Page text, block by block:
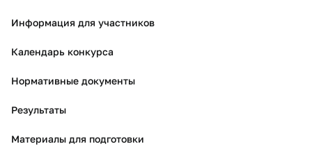
Информация для участников
Календарь конкурса
Нормативные документы
Результаты
Материалы для подготовки